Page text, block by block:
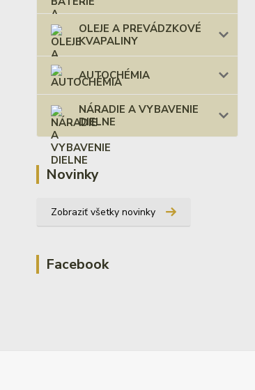
OLEJE A PREVÁDZKOVÉ
KVAPALINY
AUTOCHÉMIA
NÁRADIE A VYBAVENIE
DIELNE
Novinky
Zobraziť všetky novinky
Facebook